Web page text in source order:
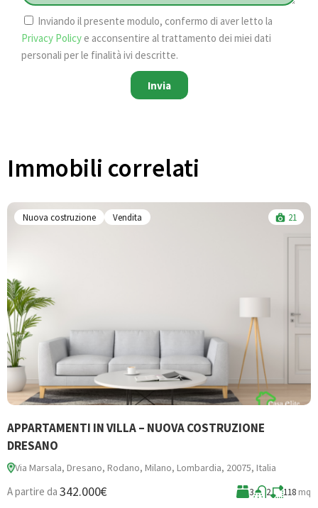
Inviando il presente modulo, confermo di aver letto la
Privacy Policy e acconsentire al trattamento dei miei dati
personali per le finalità ivi descritte.
Invia
Immobili correlati​
Nuova costruzione Vendita 21
APPARTAMENTI IN VILLA – NUOVA COSTRUZIONE
DRESANO
Via Marsala, Dresano, Rodano, Milano, Lombardia, 20075, Italia
A partire da 342.000€ 3 2 118 mq